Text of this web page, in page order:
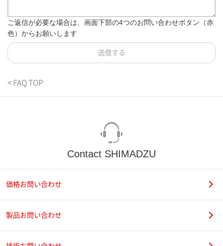
ご返信が必要な場合は、画面下部の4つのお問い合わせボタン（赤
色）からお願いします
送信する
< FAQ TOP
Contact SHIMADZU
価格お問い合わせ
製品お問い合わせ